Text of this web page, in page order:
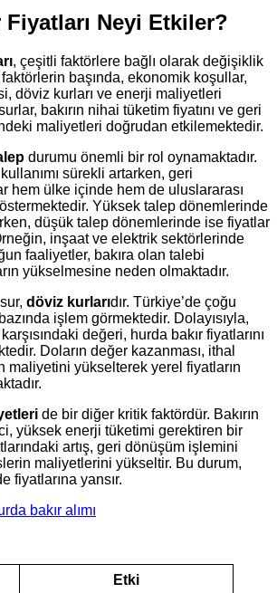
Fiyatları Neyi Etkiler?
, çeşitli faktörlere bağlı olarak değişiklik
başında, ekonomik koşullar,
döviz kurları ve enerji maliyetleri
bakırın nihai tüketim fiyatını ve geri
maliyetleri doğrudan etkilemektedir.
durumu önemli bir rol oynamaktadır.
sürekli artarken, geri
hem ülke içinde hem de uluslararası
Yüksek talep dönemlerinde
düşük talep dönemlerinde ise fiyatlar
inşaat ve elektrik sektörlerinde
faaliyetler, bakıra olan talebi
yükselmesine neden olmaktadır.
döviz kurlarıdır. Türkiye’de çoğu
işlem görmektedir. Dolayısıyla,
değeri, hurda bakır fiyatlarını
Doların değer kazanması, ithal
maliyetini yükselterek yerel fiyatların
de bir diğer kritik faktördür. Bakırın
yüksek enerji tüketimi gerektiren bir
artış, geri dönüşüm işlemini
maliyetlerini yükseltir. Bu durum,
fiyatlarına yansır.
bakır alımı
Etki